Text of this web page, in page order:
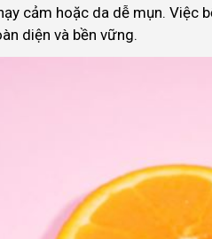
cảm hoặc da dễ mụn. Việc
diện và bền vững.